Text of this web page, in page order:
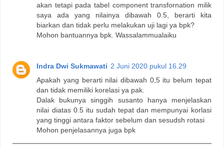
akan tetapi pada tabel component transfornation milik
saya ada yang nilainya dibawah 0.5, berarti kita
biarkan dan tidak perlu melakukan uji lagi ya bpk?
Mohon bantuannya bpk. Wassalammualaiku
Indra Dwi Sukmawati 2 Juni 2020 pukul 16.29
Apakah yang berarti nilai dibawah 0,5 itu belum tepat
dan tidak memiliki korelasi ya pak.
Dalak bukunya singgih susanto hanya menjelaskan
nilai diatas 0.5 itu sudah tepat dan mempunyai korlasi
yang tinggi antara faktor sebelum dan sesudsh rotasi
Mohon penjelasannya juga bpk